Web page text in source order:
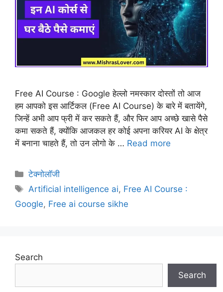
Free AI Course : Google हेल्लो नमस्कार दोस्तों तो आज
हम आपको इस आर्टिकल (Free AI Course) के बारे में बतायेंगे,
जिन्हें अभी आप फ्री में कर सकते हैं, और फिर आप अच्छे खासे पैसे
कमा सकते हैं, क्योंकि आजकल हर कोई अपना करियर AI के क्षेत्र
में बनाना चाहते हैं, तो उन लोगो के … Read more
Categories
टेक्नोलॉजी
Tags
Artificial intelligence ai, Free AI Course :
Google, Free ai course sikhe
Search
Search